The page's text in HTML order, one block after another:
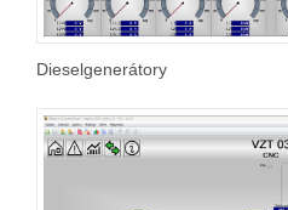
Dieselgenerátory